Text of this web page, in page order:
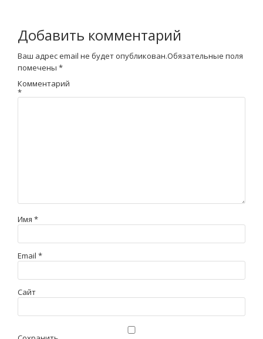
Добавить комментарий
Ваш адрес email не будет опубликован.Обязательные поля
помечены *
Комментарий
*
Имя *
Email *
Сайт